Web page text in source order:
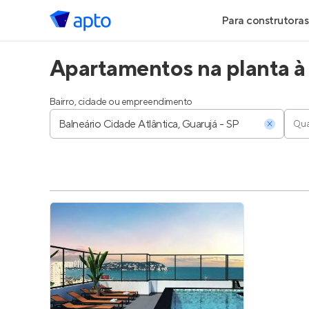
Para construtoras
Geração de
Geração de
Parcerias
Entrar no
Apartamentos na planta
Bairro, cidade ou empreendimento